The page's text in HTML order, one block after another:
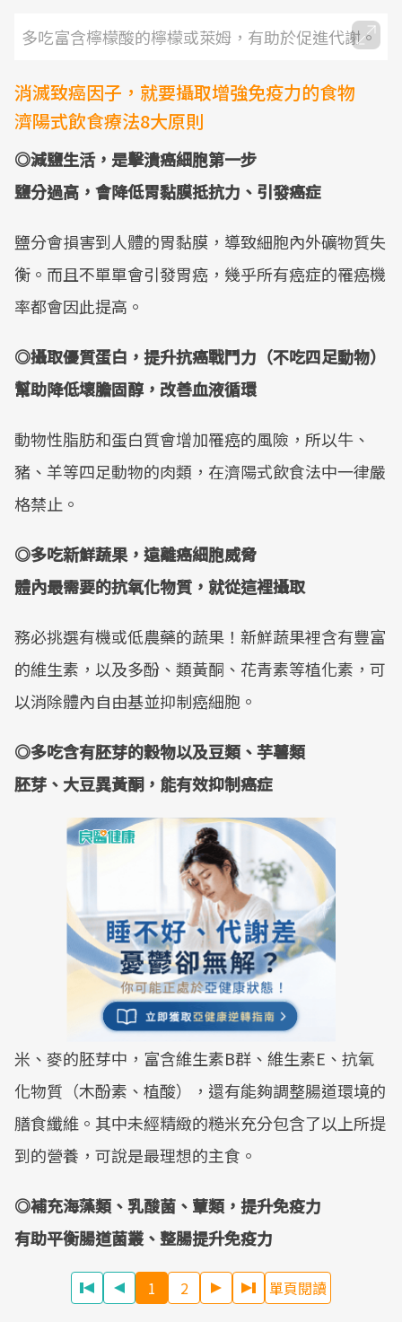
多吃富含檸檬酸的檸檬或萊姆，有助於促進代謝。
消滅致癌因子，就要攝取增強免疫力的食物
濟陽式飲食療法8大原則
◎減鹽生活，是擊潰癌細胞第一步
鹽分過高，會降低胃黏膜抵抗力、引發癌症
鹽分會損害到人體的胃黏膜，導致細胞內外礦物質失
衡。而且不單單會引發胃癌，幾乎所有癌症的罹癌機
率都會因此提高。
◎攝取優質蛋白，提升抗癌戰鬥力（不吃四足動物）
幫助降低壞膽固醇，改善血液循環
動物性脂肪和蛋白質會增加罹癌的風險，所以牛、
豬、羊等四足動物的肉類，在濟陽式飲食法中一律嚴
格禁止。
◎多吃新鮮蔬果，遠離癌細胞威脅
體內最需要的抗氧化物質，就從這裡攝取
務必挑選有機或低農藥的蔬果！新鮮蔬果裡含有豐富
的維生素，以及多酚、類黃酮、花青素等植化素，可
以消除體內自由基並抑制癌細胞。
◎多吃含有胚芽的穀物以及豆類、芋薯類
胚芽、大豆異黃酮，能有效抑制癌症
米、麥的胚芽中，富含維生素B群、維生素E、抗氧
化物質（木酚素、植酸），還有能夠調整腸道環境的
膳食纖維。其中未經精緻的糙米充分包含了以上所提
到的營養，可說是最理想的主食。
◎補充海藻類、乳酸菌、蕈類，提升免疫力
有助平衡腸道菌叢、整腸提升免疫力
1 2 單頁閱讀